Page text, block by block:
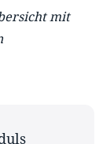
mit